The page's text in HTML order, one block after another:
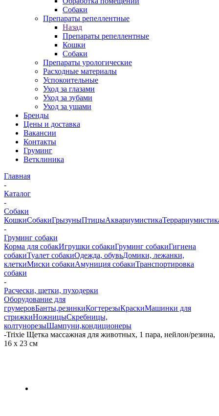
Собаки
Препараты репеллентные
Назад
Препараты репеллентные
Кошки
Собаки
Препараты урологические
Расходные материалы
Успокоительные
Уход за глазами
Уход за зубами
Уход за ушами
Бренды
Цены и доставка
Вакансии
Контакты
Груминг
Ветклиника
Главная
-
Каталог
-
Собаки
КошкиСобакиГрызуныПтицыАквариумистика
-
Груминг собаки
Корма для собакИгрушки собакиГруминг собакиГигиена
собакиТуалет собакиОдежда, обувьДомики, лежанки,
клеткиМиски собакиАмуниция собакиТранспортировка
собаки
-
Расчески, щетки, пуходерки
Оборудование для
грумеровБанты,резинкиКогтерезыКраскиМашинки для
стрижкиНожницыСкребницы,
колтунорезыШампуни,кондиционеры
-Trixie Щетка массажная для животных, 1 пара, нейлон/резина,
16 х 23 см